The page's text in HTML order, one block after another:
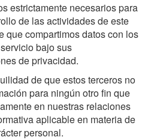
estrictamente necesarios para
de las actividades de este
que compartimos datos con los
bajo sus
de privacidad.
de que estos terceros no
para ningún otro fin que
en nuestras relaciones
aplicable en materia de
personal.